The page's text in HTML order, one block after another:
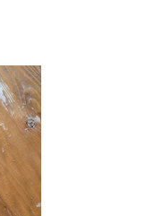
y delicados,
cualquier rincón de